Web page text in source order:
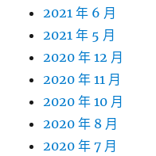
2021 年 6 月
2021 年 5 月
2020 年 12 月
2020 年 11 月
2020 年 10 月
2020 年 8 月
2020 年 7 月